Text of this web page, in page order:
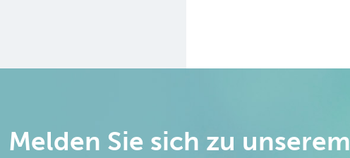
Melden Sie sich zu unserem